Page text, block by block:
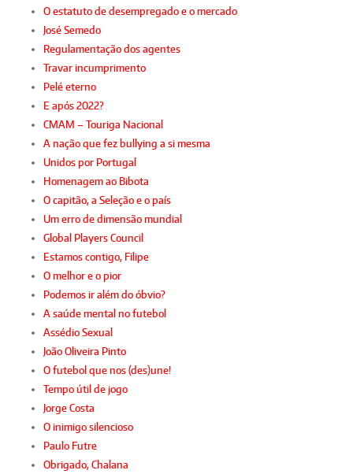
O estatuto de desempregado e o mercado
José Semedo
Regulamentação dos agentes
Travar incumprimento
Pelé eterno
E após 2022?
CMAM – Touriga Nacional
A nação que fez bullying a si mesma
Unidos por Portugal
Homenagem ao Bibota
O capitão, a Seleção e o país
Um erro de dimensão mundial
Global Players Council
Estamos contigo, Filipe
O melhor e o pior
Podemos ir além do óbvio?
A saúde mental no futebol
Assédio Sexual
João Oliveira Pinto
O futebol que nos (des)une!
Tempo útil de jogo
Jorge Costa
O inimigo silencioso
Paulo Futre
Obrigado, Chalana